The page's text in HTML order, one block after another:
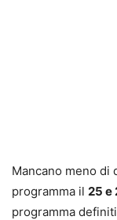
Mancano meno di
programma il 25 e
programma